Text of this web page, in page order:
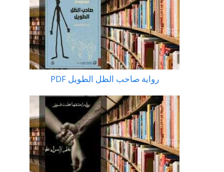
رواية صاحب الظل الطويل PDF